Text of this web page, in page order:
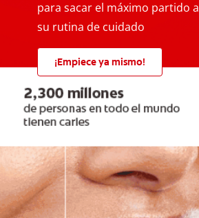
para sacar el máximo partido a
su rutina de cuidado
¡Empiece ya mismo!